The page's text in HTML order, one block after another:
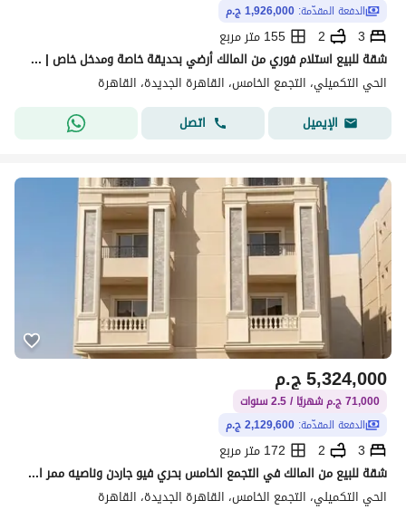
الدفعة المقدّمة: 1,926,000 ج.م
3
2
155 متر مربع
شقة للبيع استلام فوري من المالك أرضي بحديقة خاصة ومدخل خاص | فيو جاردن بالتقسيط
الحي التكميلي، التجمع الخامس، القاهرة الجديدة، القاهرة
الإيميل
اتصل
ج.م5,324,000
71,000 ج.م شهريًا / 2.5 سنوات
الدفعة المقدّمة: 2,129,600 ج.م
3
2
172 متر مربع
شقة للبيع من المالك في التجمع الخامس بحري فيو جاردن وناصيه ممر استلام فورى
الحي التكميلي، التجمع الخامس، القاهرة الجديدة، القاهرة